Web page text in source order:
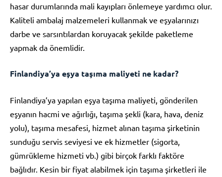
hasar durumlarında mali kayıpları önlemeye yardımcı olur.
Kaliteli ambalaj malzemeleri kullanmak ve eşyalarınızı
darbe ve sarsıntılardan koruyacak şekilde paketleme
yapmak da önemlidir.
Finlandiya’ya eşya taşıma maliyeti ne kadar?
Finlandiya’ya yapılan eşya taşıma maliyeti, gönderilen
eşyanın hacmi ve ağırlığı, taşıma şekli (kara, hava, deniz
yolu), taşıma mesafesi, hizmet alınan taşıma şirketinin
sunduğu servis seviyesi ve ek hizmetler (sigorta,
gümrükleme hizmeti vb.) gibi birçok farklı faktöre
bağlıdır. Kesin bir fiyat alabilmek için taşıma şirketleri ile